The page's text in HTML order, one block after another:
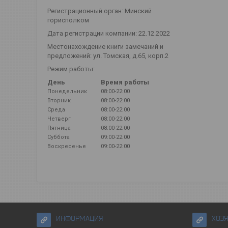
Регистрационный орган: Минский
горисполком
Дата регистрации компании: 22.12.2022
Местонахождение книги замечаний и
предложений: ул. Томская, д.65, корп.2
Режим работы:
День
Время работы
Понедельник
08:00-22:00
Вторник
08:00-22:00
Среда
08:00-22:00
Четверг
08:00-22:00
Пятница
08:00-22:00
Суббота
09:00-22:00
Воскресенье
09:00-22:00
ИНФОРМАЦИЯ